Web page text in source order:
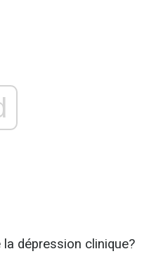
dépression clinique?